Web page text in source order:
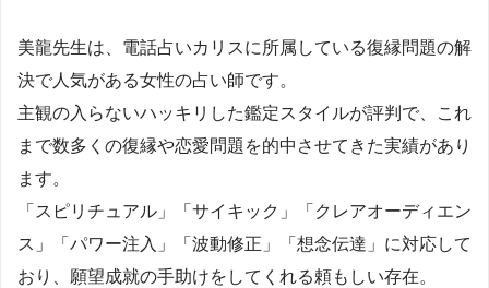
美龍先生は、電話占いカリスに所属している復縁問題の解
決で人気がある女性の占い師です。
主観の入らないハッキリした鑑定スタイルが評判で、これ
まで数多くの復縁や恋愛問題を的中させてきた実績があり
ます。
「スピリチュアル」「サイキック」「クレアオーディエン
ス」「パワー注入」「波動修正」「想念伝達」に対応して
おり、願望成就の手助けをしてくれる頼もしい存在。